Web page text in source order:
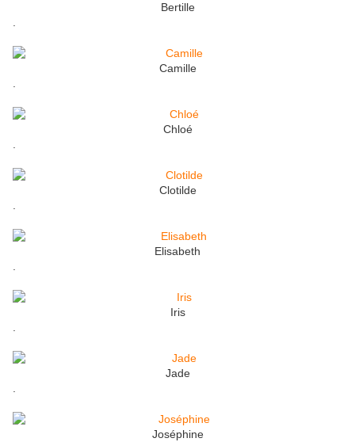
Bertille
Camille
Chloé
Clotilde
Elisabeth
Iris
Jade
Joséphine